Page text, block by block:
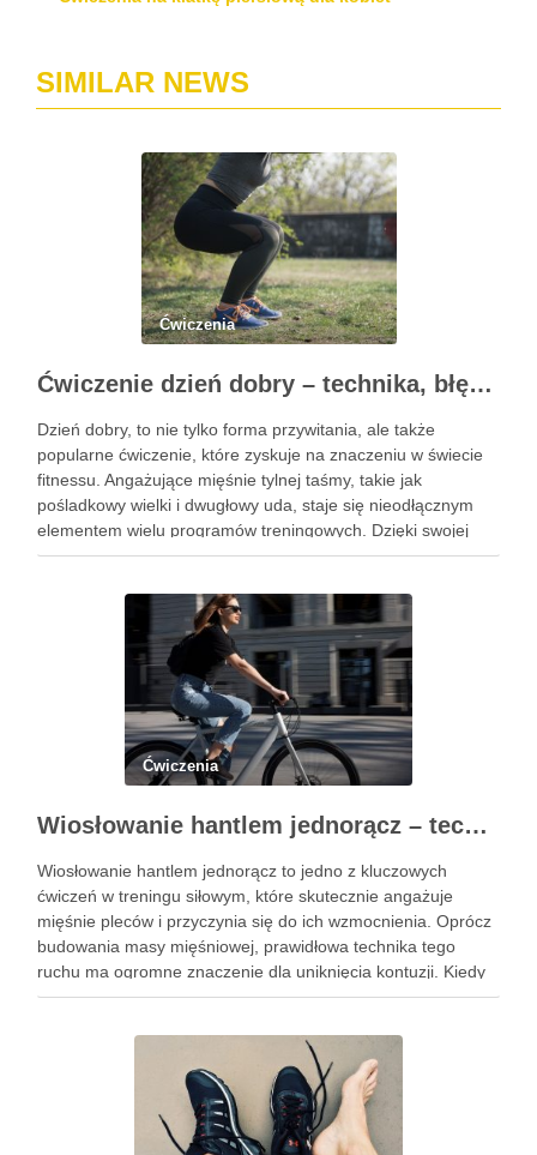
SIMILAR NEWS
Ćwiczenia
Ćwiczenie dzień dobry – technika, błędy i korzyści zdrowotne
Dzień dobry, to nie tylko forma przywitania, ale także
popularne ćwiczenie, które zyskuje na znaczeniu w świecie
fitnessu. Angażujące mięśnie tylnej taśmy, takie jak
pośladkowy wielki i dwugłowy uda, staje się nieodłącznym
elementem wielu programów treningowych. Dzięki swojej
złożoności, ćwiczenie to pozwala na rozwijanie siły oraz
Ćwiczenia
Wiosłowanie hantlem jednorącz – technika, błędy i efekty treningu
Wiosłowanie hantlem jednorącz to jedno z kluczowych
ćwiczeń w treningu siłowym, które skutecznie angażuje
mięśnie pleców i przyczynia się do ich wzmocnienia. Oprócz
budowania masy mięśniowej, prawidłowa technika tego
ruchu ma ogromne znaczenie dla uniknięcia kontuzji. Kiedy
wykonujemy wiosłowanie, skupiamy się nie tylko na ruchu,